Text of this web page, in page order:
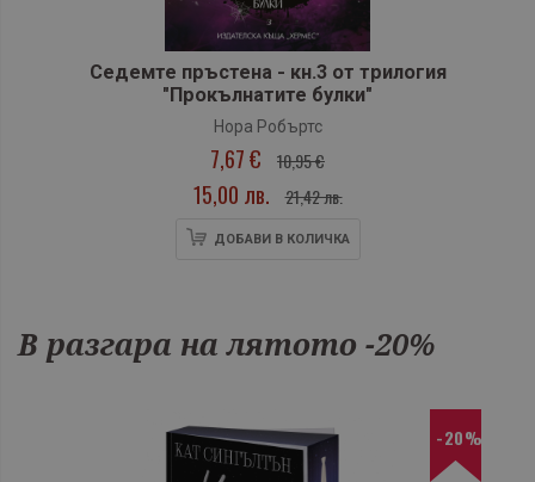
Седемте пръстена - кн.3 от трилогия
"Прокълнатите булки"
Нора Робъртс
7,67 € 10,95 €
15,00 лв. 21,42 лв.
ДОБАВИ В КОЛИЧКА
В разгара на лятото -20%
-20%